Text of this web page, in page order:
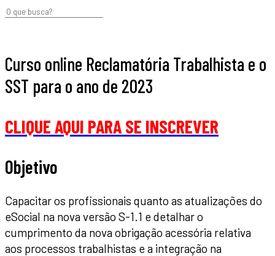
Curso online Reclamatória Trabalhista e o
SST para o ano de 2023
CLIQUE AQUI PARA SE INSCREVER
Objetivo
Capacitar os profissionais quanto as atualizações do
eSocial na nova versão S-1.1 e detalhar o
cumprimento da nova obrigação acessória relativa
aos processos trabalhistas e a integração na